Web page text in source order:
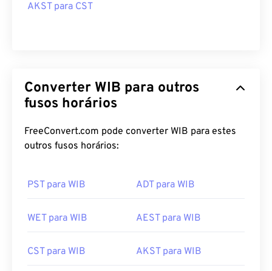
AKST para CST
Converter WIB para outros
fusos horários
FreeConvert.com pode converter WIB para estes
outros fusos horários:
PST para WIB ADT para WIB
WET para WIB AEST para WIB
CST para WIB AKST para WIB